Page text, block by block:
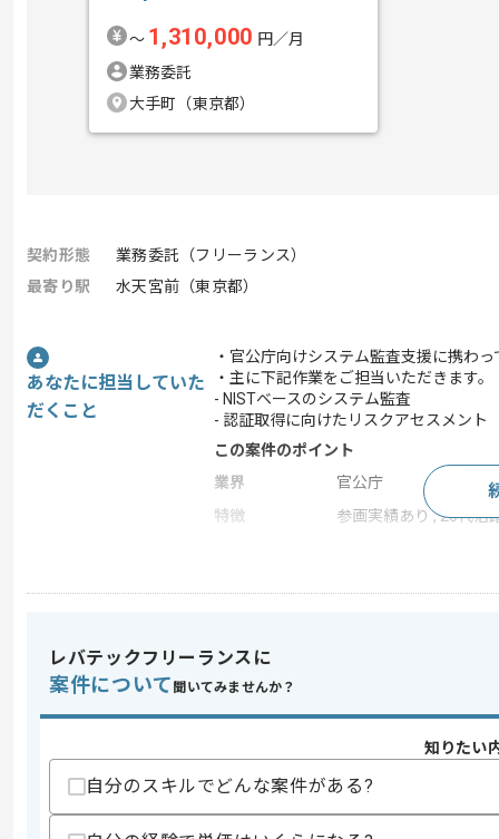
〜 1,310,000 円／月
業務委託
大手町（東京都）
契約形態
業務委託（フリーランス）
最寄り駅
水天宮前（東京都）
あなたに担当していた
だくこと
・官公庁向けシステム監査支援に携わ
・主に下記作業をご担当いただきます。
- NISTベースのシステム監査
- 認証取得に向けたリスクアセスメント
この案件のポイント
業界
官公庁
特徴
参画実績あり , 20代活
・インフラ知見
歓迎スキル
・セキュリティフレームワークに基づ
・基本情報処理技術者相当の知見
・情報セキュリティ監査の知見
レバテックフリーランスに
案件について 聞いてみませんか？
知りたい
自分のスキルでどんな案件がある?